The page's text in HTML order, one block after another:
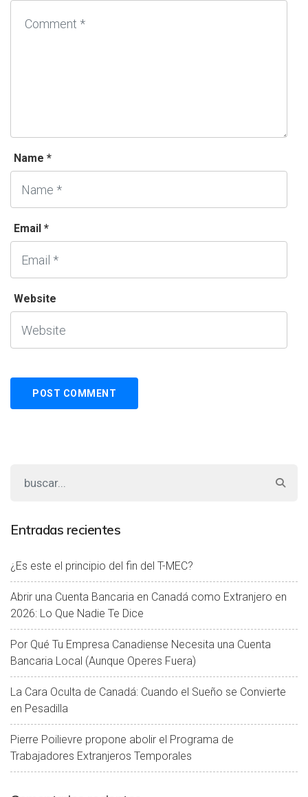
Name *
Email *
Website
Entradas recientes
¿Es este el principio del fin del T-MEC?
Abrir una Cuenta Bancaria en Canadá como Extranjero en
2026: Lo Que Nadie Te Dice
Por Qué Tu Empresa Canadiense Necesita una Cuenta
Bancaria Local (Aunque Operes Fuera)
La Cara Oculta de Canadá: Cuando el Sueño se Convierte
en Pesadilla
Pierre Poilievre propone abolir el Programa de
Trabajadores Extranjeros Temporales